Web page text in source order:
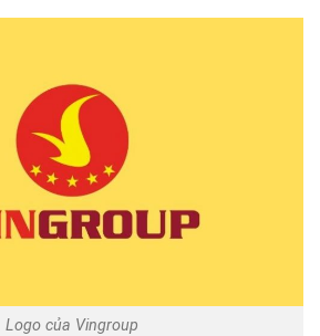
Logo của Vingroup